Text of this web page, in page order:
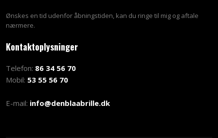
Ønskes en tid udenfor åbningstiden, kan du ringe til mig og aftale
nærmere.
Kontaktoplysninger​
Telefon: 86 34 56 70
Mobil: 53 55 56 70
E-mail: info@denblaabrille.dk